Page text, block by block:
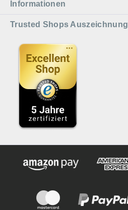
Informationen
Trusted Shops Auszeichnung